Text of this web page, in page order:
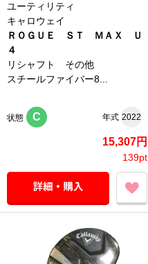
ユーティリティ
キャロウェイ
ＲＯＧＵＥ ＳＴ ＭＡＸ Ｕ
４
リシャフト その他
スチールファイバー8...
状態 C 年式 2022
15,307円
139pt